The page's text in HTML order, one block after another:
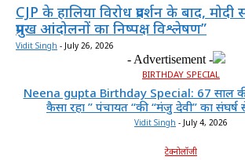
CJP के हालिया विरोध प्रदर्शन के बाद,
प्रमुख आंदोलनों का निष्पक्ष विश्लेषण”
Vidit Singh - July 26, 2026
- Advertisement -
BIRTHDAY SPECIAL
Neena gupta Birthday Special: 67 साल की
कैसा रहा ” पंचायत “की “मंजु देवी” का
Vidit Singh - July 4, 2026
टेक्नोलॉजी